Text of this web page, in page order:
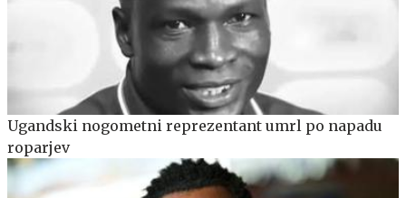
Ugandski nogometni reprezentant umrl po napadu
roparjev